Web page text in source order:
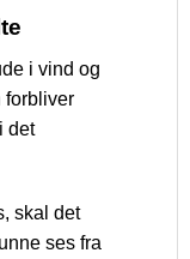
i vind og
forbliver
det
skal det
ses fra